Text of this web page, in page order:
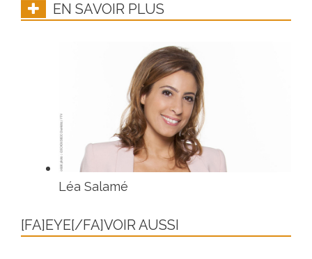
EN SAVOIR PLUS
Léa Salamé
[FA]EYE[/FA]VOIR AUSSI